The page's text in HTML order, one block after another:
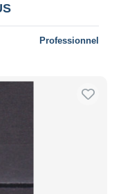
Professionnel